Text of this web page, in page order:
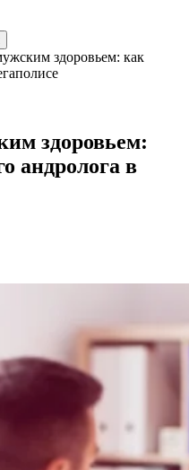
здоровьем: как
здоровьем:
андролога в